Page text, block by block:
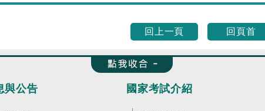
回上一頁
回頁首
收合 FatFooter
與公告 國家考試介紹